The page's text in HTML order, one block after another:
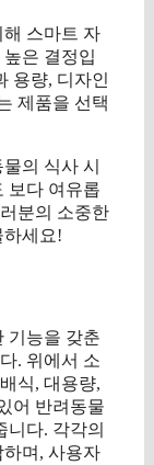
스마트 자
은 결정입
용량, 디자인
제품을 선택
의 식사 시
보다 여유롭
분의 소중한
하세요!
기능을 갖춘
. 위에서 소
식, 대용량,
어 반려동물
니다. 각각의
며, 사용자